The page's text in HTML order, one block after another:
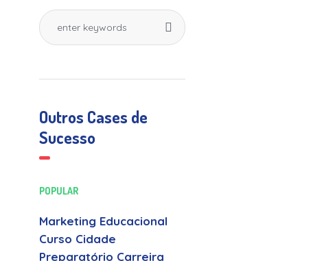
Outros Cases de
Sucesso
POPULAR
Marketing Educacional
Curso Cidade
Preparatório Carreira